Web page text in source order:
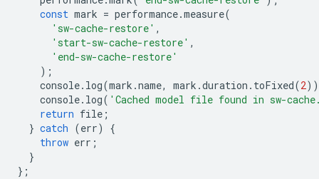
const mark = performance.measure(
'sw-cache-restore' ,
'start-sw-cache-restore' ,
'end-sw-cache-restore'
);
console. log(mark .name, mark .duration . toFixed(2
console. log( 'Cached model file found in sw-
return file ;
} catch (err)
{
throw err ;
}
};